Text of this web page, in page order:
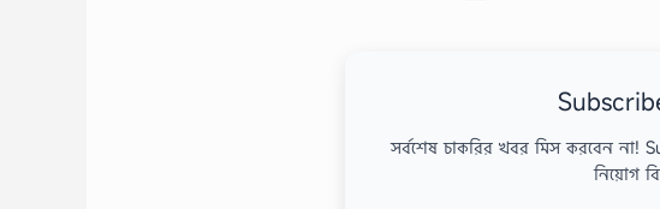
সর্বশেষ চাকরির খবর মিস করবেন না!
নিয়োগ